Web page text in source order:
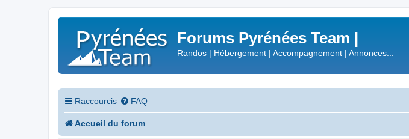
Forums Pyrénées Team |
Randos | Hébergement | Accompagnement | Annonces...
Raccourcis FAQ
Accueil du forum